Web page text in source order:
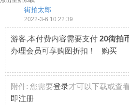
街拍太郎
2022-3-6 10:22:39
游客,本付费内容需要支付 20街拍
办理会员可享购图折扣！ 购买
附件: 您需要登录才可以下载或查
即注册